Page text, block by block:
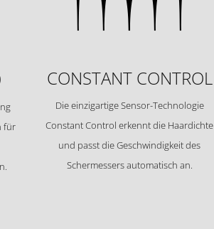
für
CONSTANT CONTROL
Die einzigartige Sensor-Technologie
Constant Control erkennt die Haardichte
und passt die Geschwindigkeit des
Schermessers automatisch an.